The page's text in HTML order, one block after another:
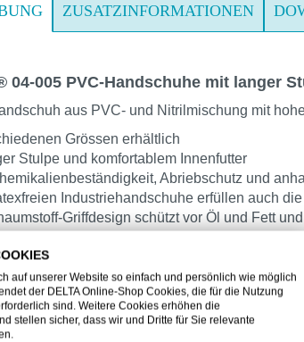
ZUSATZINFORMATIONEN
04-005 PVC-Handschuhe mit langer
aus PVC- und Nitrilmischung mit
Grössen erhältlich
Stulpe und komfortablem Innenfutter
Abriebschutz und
Industriehandschuhe erfüllen auch
Griffdesign schützt vor Öl und Fett
auf unserer Website so einfach und persönlich wie möglich
der DELTA Online-Shop Cookies, die für die Nutzung
sind. Weitere Cookies erhöhen die
stellen sicher, dass wir und Dritte für Sie relevante